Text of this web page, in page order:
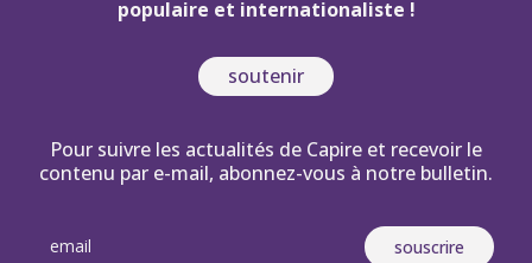
populaire et internationaliste !
soutenir
Pour suivre les actualités de Capire et recevoir le
contenu par e-mail, abonnez-vous à notre bulletin.